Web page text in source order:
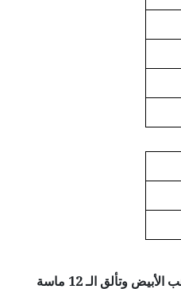
أقراط "طوق النور": فخامة الذهب الأبيض وتألق الـ 12 ماسة